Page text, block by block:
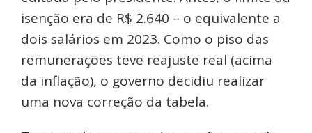
isenção era de R$ 2.640 – o equivalente a
dois salários em 2023. Como o piso das
remunerações teve reajuste real (acima
da inflação), o governo decidiu realizar
uma nova correção da tabela.